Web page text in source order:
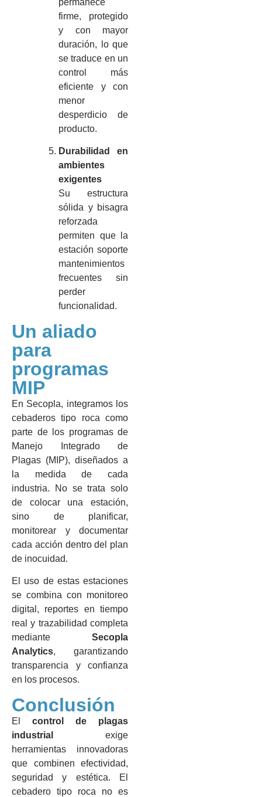
permanece
firme, protegido
y con mayor
duración, lo que
se traduce en un
control más
eficiente y con
menor
desperdicio de
producto.
Durabilidad en
ambientes
exigentes
Su estructura
sólida y bisagra
reforzada
permiten que la
estación soporte
mantenimientos
frecuentes sin
perder
funcionalidad.
Un aliado
para
programas
MIP
En Secopla, integramos los
cebaderos tipo roca como
parte de los programas de
Manejo Integrado de
Plagas (MIP), diseñados a
la medida de cada
industria. No se trata solo
de colocar una estación,
sino de planificar,
monitorear y documentar
cada acción dentro del plan
de inocuidad.
El uso de estas estaciones
se combina con monitoreo
digital, reportes en tiempo
real y trazabilidad completa
medianteSecopla
Analytics, garantizando
transparencia y confianza
en los procesos.
Conclusión
Elcontrol de plagas
industrial
exige
herramientas innovadoras
que combinen efectividad,
seguridad y estética. El
cebadero tipo roca no es